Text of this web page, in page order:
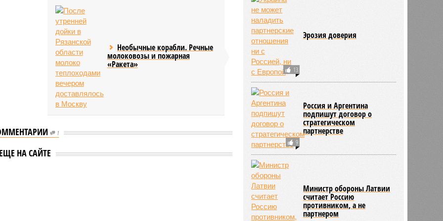
Необычные корабли. Речные
молоковозы и пожарная
«Ракета»
1
НА САЙТЕ
13
Эрозия доверия
9
Россия и Аргентина
подпишут договор о
стратегическом
партнерстве
Министр обороны Латвии
считает Россию
противником, а не
партнером